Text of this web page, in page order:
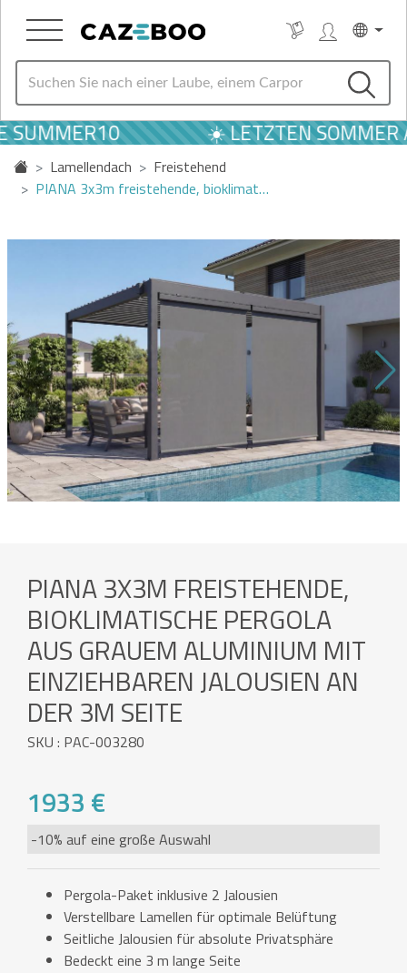
☀️ LETZTEN SOMMER
Lamellendach
Freistehend
PIANA 3x3m freistehende, bioklimat…
PIANA 3X3M FREISTEHENDE,
BIOKLIMATISCHE PERGOLA
AUS GRAUEM ALUMINIUM MIT
EINZIEHBAREN JALOUSIEN AN
DER 3M SEITE
SKU : PAC-003280
1933 €
-10% auf eine große Auswahl
Pergola-Paket inklusive 2 Jalousien
Verstellbare Lamellen für optimale Belüftung
Seitliche Jalousien für absolute Privatsphäre
Bedeckt eine 3 m lange Seite